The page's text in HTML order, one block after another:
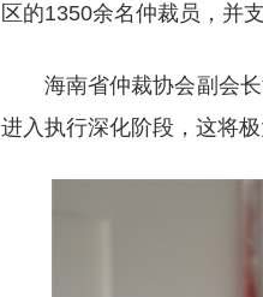
区的1350余名仲裁员，并
海南省仲裁协会副会
进入执行深化阶段，这将